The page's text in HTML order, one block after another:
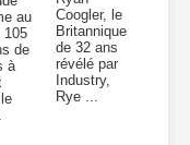
au
105
de
à
Coogler, le
Britannique
de 32 ans
révélé par
Industry,
Rye ...